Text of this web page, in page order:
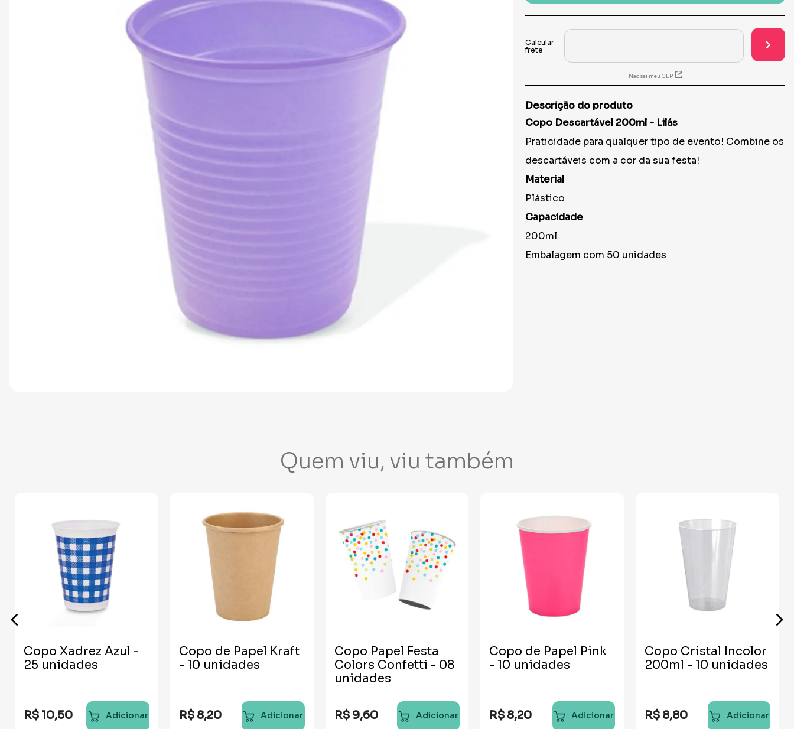
Não sei meu CEP
Descrição do produto
Copo Descartável 200ml - Lilás
Praticidade para qualquer tipo de evento! Combine os
descartáveis com a cor da sua festa!
Material
Plástico
Capacidade
200ml
Embalagem com 50 unidades
Quem viu, viu também
Copo Xadrez Azul -
25 unidades
R$ 10,50 Adicionar
Copo de Papel Kraft
- 10 unidades
R$ 8,20 Adicionar
Copo Papel Festa
Colors Confetti - 08
unidades
R$ 9,60 Adicionar
Copo de Papel Pink
- 10 unidades
R$ 8,20 Adicionar
Copo Cristal Incolor
200ml - 10 unidades
R$ 8,80 Adicionar